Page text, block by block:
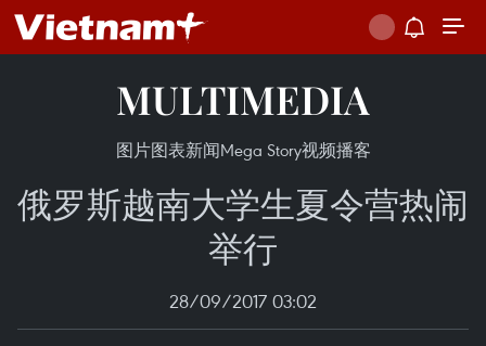
MULTIMEDIA
图片图表新闻Mega Story视频播客
俄罗斯越南大学生夏令营热闹
举行
28/09/2017 03:02